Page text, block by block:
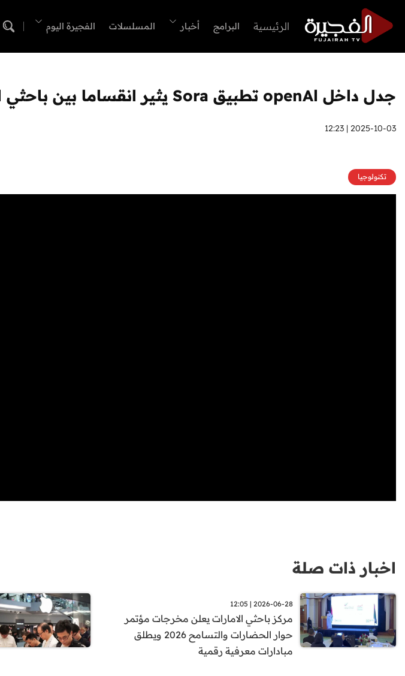
الرئيسية البرامج أخبار المسلسلات الفجيرة اليوم
جدل داخل openAl تطبيق Sora يثير انقساما بين باحثي الشركة
2025-10-03 | 12:23
تكنولوجيا
اخبار ذات صلة
2026-06-28 | 12:05
مركز باحثي الامارات يعلن مخرجات مؤتمر
حوار الحضارات والتسامح 2026 ويطلق
مبادارات معرفية رقمية